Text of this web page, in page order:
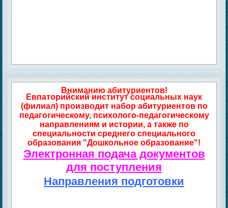
Вниманию абитуриентов!
Евпаторийский институт социальных наук
(филиал) производит набор абитуриентов по
педагогическому, психолого-педагогическому
направлениям и истории, а также по
специальности среднего специального
образования "Дошкольное образование"!
Электронная подача документов
для поступления
Направления подготовки